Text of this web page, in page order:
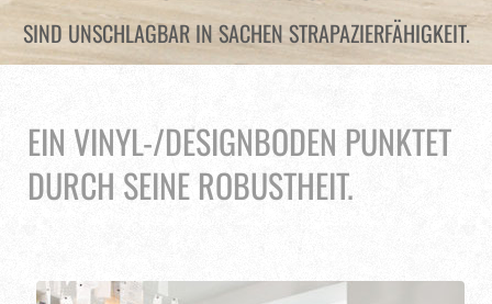
SIND UNSCHLAGBAR IN SACHEN STRAPAZIERFÄHIGKEIT.
EIN VINYL-/DESIGNBODEN PUNKTET
DURCH SEINE ROBUSTHEIT.